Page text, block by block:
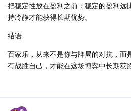
把稳定性放在盈利之前：稳定的盈利远
持冷静才能获得长期优势。
结语
百家乐，从来不是你与牌局的对抗，而
有战胜自己，才能在这场博弈中长期获